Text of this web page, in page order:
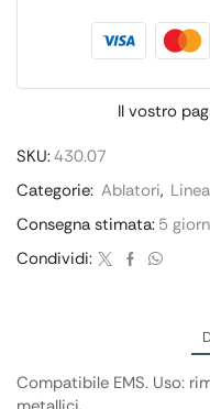
Il vostro
SKU:430.07
Categorie: Ablatori,
Consegna stimata: 5
Condividi:
Compatibile EMS. Uso: